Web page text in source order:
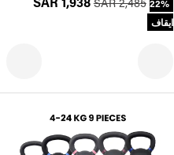
22%
ايقاف